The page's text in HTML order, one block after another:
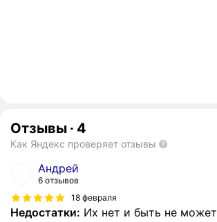
Отзывы · 4
Как Яндекс проверяет отзывы
Андрей
6 отзывов
18 февраля
Недостатки: Их нет и быть не может